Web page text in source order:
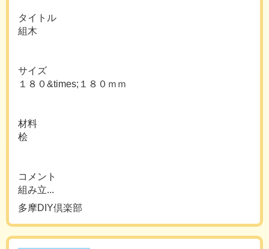
タイトル
組木
サイズ
１８０&times;１８０ｍｍ
材料
桧
コメント
組み立...
多摩DIY倶楽部